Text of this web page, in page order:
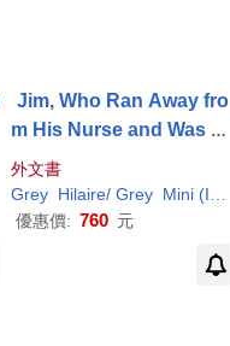
Jim, Who Ran Away fro
m His Nurse and Was Ea
外文書
Grey Hilaire/Grey Mini (ILT)
優惠價: 760 元